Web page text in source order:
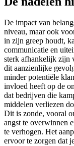
De impact van
niveau, maar ook
in zijn greep houdt,
communicatie en
sterk afhankelijk zijn
dit aanzienlijke
minder potentiële
invloed heeft op de
dat bedrijven die
middelen verliezen
Dit is zonde, vooral
angst te overwinnen
te verhogen. Het
ervoor te zorgen dat